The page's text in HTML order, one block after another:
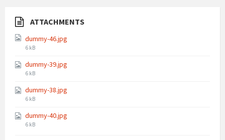
ATTACHMENTS
dummy-46.jpg
6 kB
dummy-39.jpg
6 kB
dummy-38.jpg
6 kB
dummy-40.jpg
6 kB